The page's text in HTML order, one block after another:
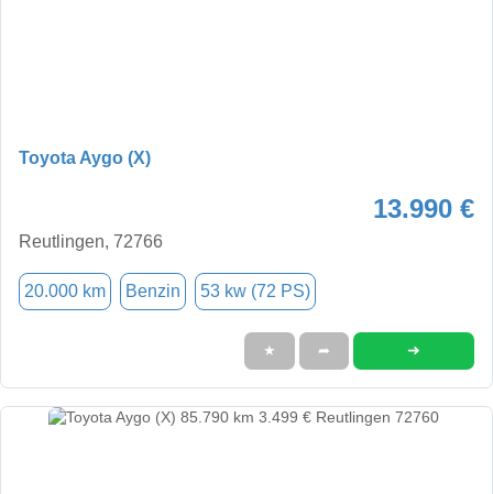
Toyota Aygo (X)
13.990 €
Reutlingen, 72766
20.000 km Benzin 53 kw (72 PS)
★ ➦ ➜